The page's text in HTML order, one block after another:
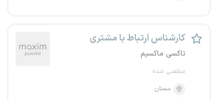
کارشناس ارتباط با مشتری
تاکسی ماکسیم
منقضی شده
سمنان